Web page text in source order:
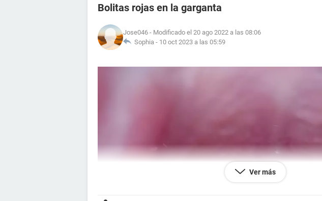
Bolitas rojas en la garganta
Jose046 - Modificado el 20 ago 2022 a las 08:06
Sophia - 10 oct 2023 a las 05:59
Ver más